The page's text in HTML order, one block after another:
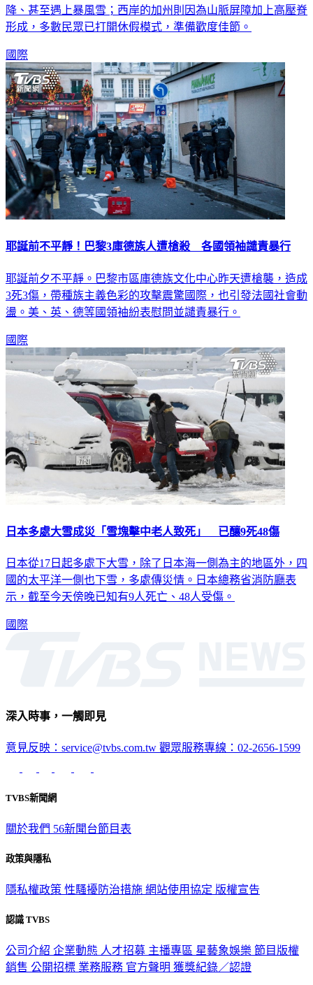
降、甚至遇上暴風雪；西岸的加州則因為山脈屏障加上高壓脊
形成，多數民眾已打開休假模式，準備歡度佳節。
國際
耶誕前不平靜！巴黎3庫德族人遭槍殺 各國領袖譴責暴行
耶誕前夕不平靜。巴黎市區庫德族文化中心昨天遭槍襲，造成
3死3傷，帶種族主義色彩的攻擊震驚國際，也引發法國社會動
盪。美、英、德等國領袖紛表慰問並譴責暴行。
國際
日本多處大雪成災「雪塊擊中老人致死」 已釀9死48傷
日本從17日起多處下大雪，除了日本海一側為主的地區外，四
國的太平洋一側也下雪，多處傳災情。日本總務省消防廳表
示，截至今天傍晚已知有9人死亡、48人受傷。
國際
深入時事，一觸即見
意見反映：service@tvbs.com.tw 觀眾服務專線：02-2656-1599
TVBS新聞網
關於我們 56新聞台節目表
政策與隱私
隱私權政策 性騷擾防治措施 網站使用協定 版權宣告
認識 TVBS
公司介紹 企業動態 人才招募 主播專區 星藝象娛樂 節目版權
銷售 公開招標 業務服務 官方聲明 獲獎紀錄／認證